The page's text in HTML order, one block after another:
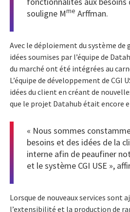
souligne Mme Arffman.
Avec le déploiement du système de
idées soumises par l’équipe de
du marché ont été intégrées au
L’équipe de développement de CGI
idées du client en créant de
que le projet Datahub était encore
« Nous sommes
besoins et des idées de la
interne afin de peaufiner
et le système CGI USE »,
Lorsque de nouveaux services sont
l’extensibilité et la production de